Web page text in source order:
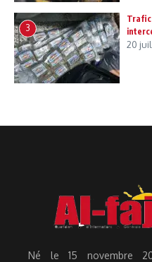
3
Trafic
20
Né le 15 novembre